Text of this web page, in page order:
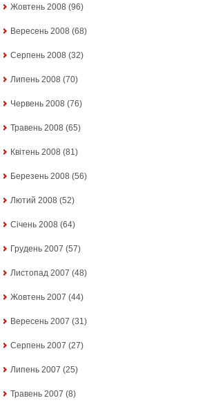
Жовтень 2008 (96)
Вересень 2008 (68)
Серпень 2008 (32)
Липень 2008 (70)
Червень 2008 (76)
Травень 2008 (65)
Квітень 2008 (81)
Березень 2008 (56)
Лютий 2008 (52)
Січень 2008 (64)
Грудень 2007 (57)
Листопад 2007 (48)
Жовтень 2007 (44)
Вересень 2007 (31)
Серпень 2007 (27)
Липень 2007 (25)
Травень 2007 (8)